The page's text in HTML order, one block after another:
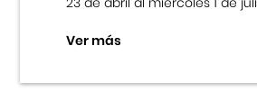
Teatro Peruano Japonés
Ver más